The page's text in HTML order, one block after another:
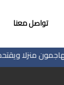
تواصل معنا
منزلا